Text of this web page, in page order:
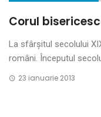
Corul
La sfârșitul secolului
români. Începutul
23 ianuarie 2013